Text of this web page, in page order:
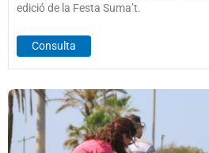
edició de la Festa Suma’t.
Consulta